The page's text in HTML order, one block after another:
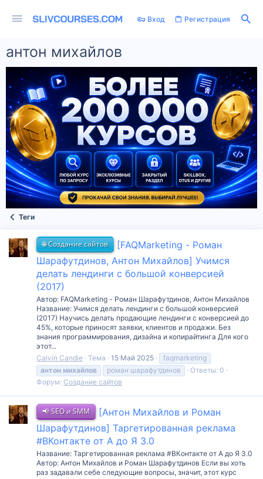
Вход Регистрация
антон михайлов
Теги
🌐 Создание сайтов
[FAQMarketing - Роман
Шарафутдинов, Антон Михайлов] Учимся
делать лендинги с большой конверсией
(2017)
Автор: FAQMarketing - Роман Шарафутдинов, Антон Михайлов
Название: Учимся делать лендинги с большой конверсией
(2017) Научись делать продающие лендинги с конверсией до
45%, которые приносят заявки, клиентов и продажи. Без
знания программирования, дизайна и копирайтинга Для кого
этот...
Calvin Candie Тема 15 Май 2025
faqmarketing
антон михайлов роман шарафутдинов
Ответы: 0
Форум: Создание сайтов
📢 SEO и SMM
[Антон Михайлов и Роман
Шарафутдинов] Таргетированная реклама
#ВКонтакте от А до Я 3.0
Название: Таргетированная реклама #ВКонтакте от А до Я 3.0
Автор: Антон Михайлов и Роман Шарафутдинов Если вы хоть
раз задавали себе следующие вопросы, значит, этот курс